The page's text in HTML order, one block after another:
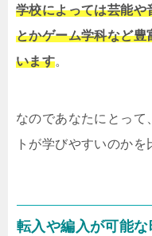
学校によっては芸能や
とかゲーム学科など豊
います。
なのであなたにとって
トが学びやすいのかを
転入や編入が可能